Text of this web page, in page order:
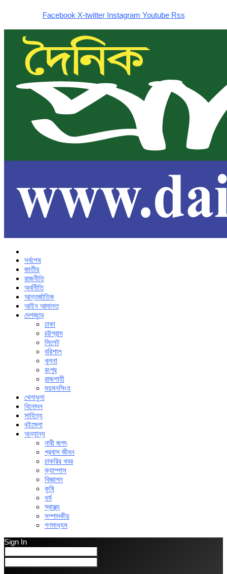
Facebook X-twitter Instagram Youtube Rss
সর্বশেষ
জাতীয়
রাজনীতি
অর্থনীতি
আন্তর্জাতিক
আইন আদালত
দেশজুড়ে
ঢাকা
চট্টগ্রাম
সিলেট
বরিশাল
খুলনা
রংপুর
রাজশাহী
ময়মনসিংহ
খেলাধুলা
বিনোদন
সাহিত্য
বইমেলা
অন্যান্য
নারী জগৎ
প্রবাস জীবন
চাকরির খবর
ক্যাম্পাস
বিজ্ঞাপন
কৃষি
ধর্ম
স্বাস্থ্য
সম্পাদকীয়
গণমাধ্যম
Sign In